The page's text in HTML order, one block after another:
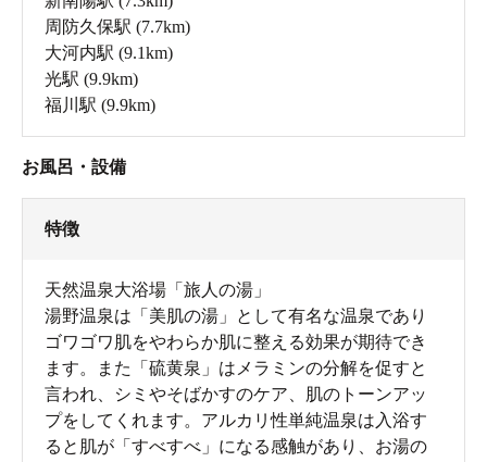
周防久保駅 (7.7km)
大河内駅 (9.1km)
光駅 (9.9km)
福川駅 (9.9km)
お風呂・設備
特徴
天然温泉大浴場「旅人の湯」
湯野温泉は「美肌の湯」として有名な温泉であり
ゴワゴワ肌をやわらか肌に整える効果が期待でき
ます。また「硫黄泉」はメラミンの分解を促すと
言われ、シミやそばかすのケア、肌のトーンアッ
プをしてくれます。アルカリ性単純温泉は入浴す
ると肌が「すべすべ」になる感触があり、お湯の